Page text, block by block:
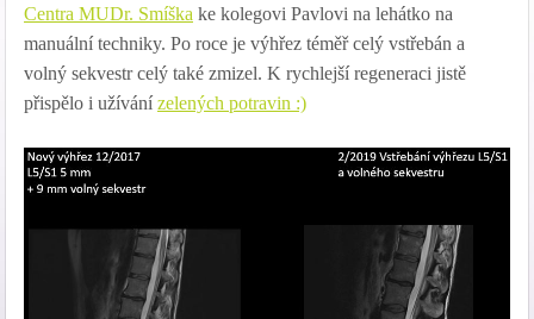
Centra MUDr. Smíška ke kolegovi Pavlovi na lehátko na
manuální techniky. Po roce je výhřez téměř celý vstřebán a
volný sekvestr celý také zmizel. K rychlejší regeneraci jistě
přispělo i užívánízelených potravin :)